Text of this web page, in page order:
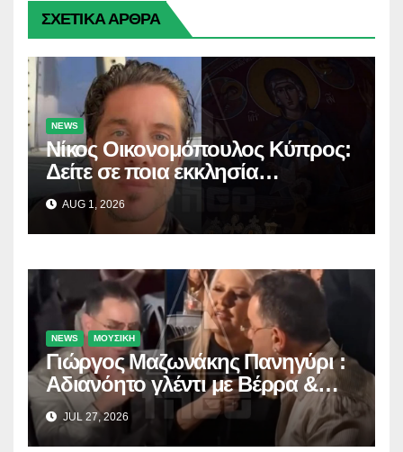
ΣΧΕΤΙΚΑ ΑΡΘΡΑ
NEWS
Νίκος Οικονομόπουλος Κύπρος:
Δείτε σε ποια εκκλησία
προσκύνησε!
AUG 1, 2026
NEWS ΜΟΥΣΙΚΗ
Γιώργος Μαζωνάκης Πανηγύρι :
Αδιανόητο γλέντι με Βέρρα &
Σαλέα
JUL 27, 2026